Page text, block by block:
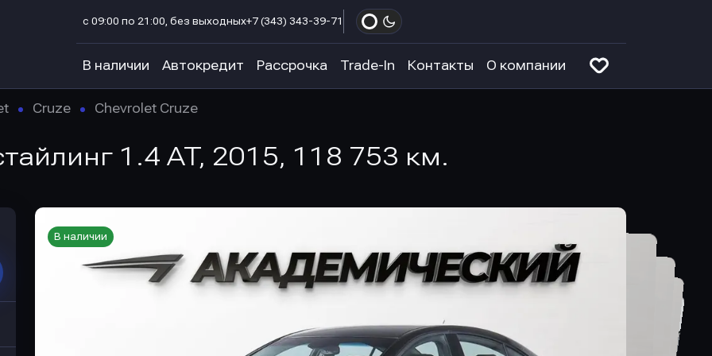
с 09:00 по 21:00, без выходных+7 (343) 343-39-71
В наличии Автокредит Рассрочка Trade-In Контакты О компании
Cruze Chevrolet Cruze
1.4 AT, 2015, 118 753 км.
В наличии